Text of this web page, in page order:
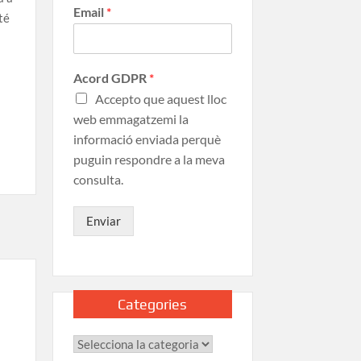
Email *
Acord GDPR *
Accepto que aquest lloc
web emmagatzemi la
informació enviada perquè
puguin respondre a la meva
consulta.
Enviar
Categories